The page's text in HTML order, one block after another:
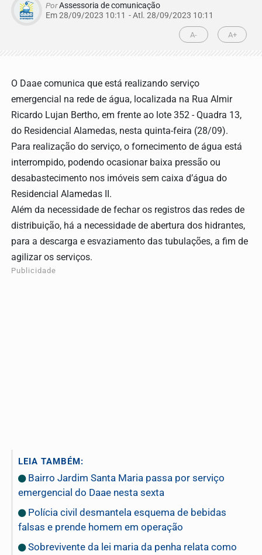
PorAssessoria de comunicação
Em 28/09/2023 10:11 - Atl. 28/09/2023 10:11
A- A+
O Daae comunica que está realizando serviço
emergencial na rede de água, localizada na Rua Almir
Ricardo Lujan Bertho, em frente ao lote 352 - Quadra 13,
do Residencial Alamedas, nesta quinta-feira (28/09).
Para realização do serviço, o fornecimento de água está
interrompido, podendo ocasionar baixa pressão ou
desabastecimento nos imóveis sem caixa d’água do
Residencial Alamedas II.
Além da necessidade de fechar os registros das redes de
distribuição, há a necessidade de abertura dos hidrantes,
para a descarga e esvaziamento das tubulações, a fim de
agilizar os serviços.
Publicidade
LEIA TAMBÉM:
Bairro Jardim Santa Maria passa por serviço
emergencial do Daae nesta sexta
Polícia civil desmantela esquema de bebidas
falsas e prende homem em operação
Sobrevivente da lei maria da penha relata como